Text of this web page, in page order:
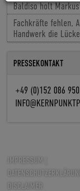
Baldiso holt
Fachkräfte fehlen,
Handwerk die
PRESSEKONTAKT
+49 (0)152 086
IMPRESSUM
DISCLAIMER